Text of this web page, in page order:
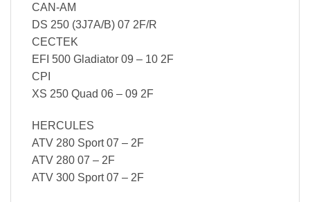
CAN-AM
DS 250 (3J7A/B) 07 2F/R
CECTEK
EFI 500 Gladiator 09 – 10 2F
CPI
XS 250 Quad 06 – 09 2F
HERCULES
ATV 280 Sport 07 – 2F
ATV 280 07 – 2F
ATV 300 Sport 07 – 2F